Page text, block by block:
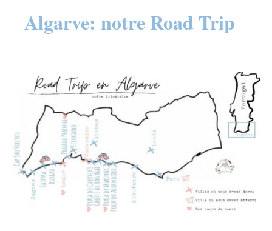
Algarve: notre Road Trip